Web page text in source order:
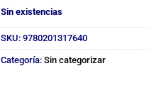
Sin existencias
SKU: 9780201317640
Categoría: Sin categorizar